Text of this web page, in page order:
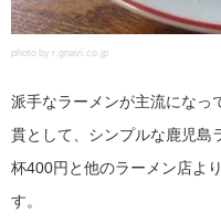
photo by r.gnavi.co.jp
派手なラーメンが主流になっ
貫として、シンプルな鹿児島
杯400円と他のラーメン店よ
す。